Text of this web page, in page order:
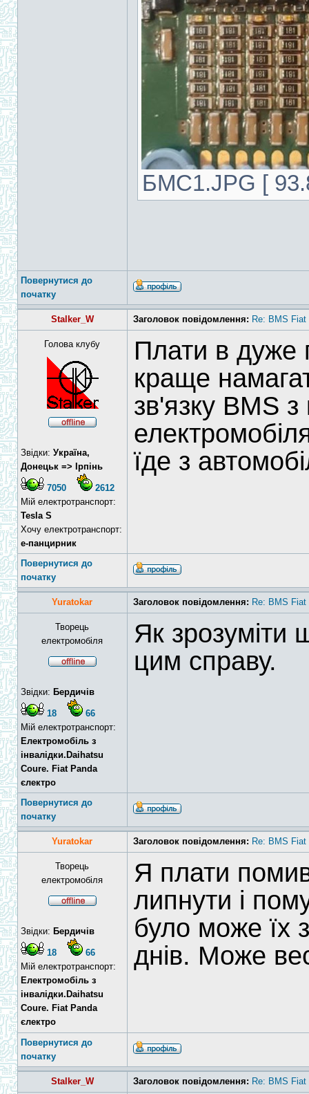
БМС1.JPG [
Повернутися до
початку
Stalker_W Заголовок повідомлення: Re: BMS Fiat
Голова клубу
Звідки: Україна,
Донецьк => Ірпінь
7050
2612
Мій електротранспорт:
Tesla S
Хочу електротранспорт:
е-панцирник
Плати в дуже
краще
зв'язку BMS
їде з
Повернутися до
початку
Yuratokar Заголовок повідомлення: Re: BMS Fiat
Творець
електромобіля
Звідки: Бердичів
18
66
Мій електротранспорт:
Електромобіль з
інвалідки.Daihatsu
Coure. Fiat Panda
єлектро
Як
цим справу.
Повернутися до
початку
Yuratokar Заголовок повідомлення: Re: BMS Fiat
Творець
електромобіля
Звідки: Бердичів
18
66
Мій електротранспорт:
Електромобіль з
інвалідки.Daihatsu
Coure. Fiat Panda
єлектро
Я плати
липнути і
було може їх
днів. Може
Повернутися до
початку
Stalker_W Заголовок повідомлення: Re: BMS Fiat